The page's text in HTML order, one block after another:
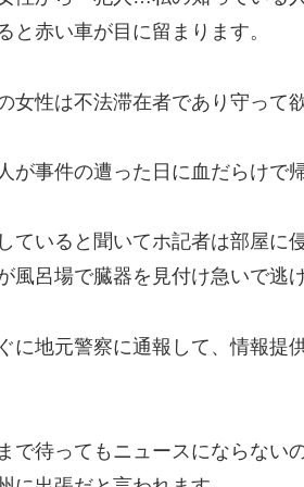
と赤い車が目に留まります。
女性は不法滞在者であり守って
が事件の遭った日に血だらけで
ていると聞いてホ記者は部屋に
風呂場で臓器を見付け急いで逃
に地元警察に通報して、情報提
で待ってもニュースにならない